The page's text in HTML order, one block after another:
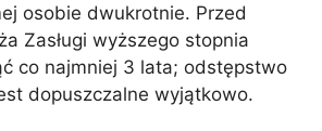
osobie dwukrotnie. Przed
Zasługi wyższego stopnia
co najmniej 3 lata; odstępstwo
dopuszczalne wyjątkowo.